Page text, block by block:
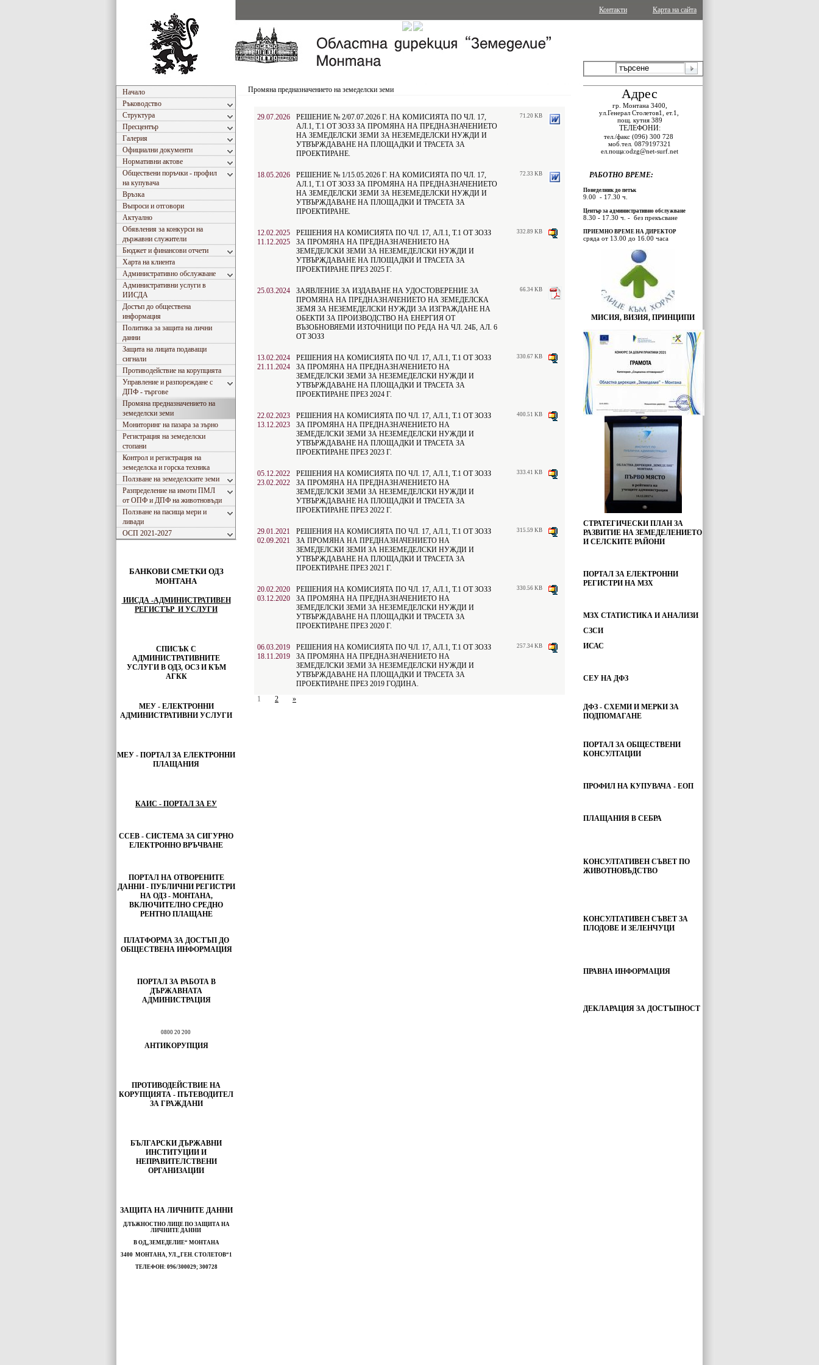
Карта на сайта
Контакти
Начало
Ръководство
Структура
Пресцентър
Галерия
Официални документи
Нормативни актове
Обществени поръчки - профил
на купувача
Връзка
Въпроси и отговори
Актуално
Обявления за конкурси на
държавни служители
Бюджет и финансови отчети
Харта на клиента
Административно обслужване
Административни услуги в
ИИСДА
Достъп до обществена
информация
Политика за защита на лични
данни
Защита на лицата подаващи
сигнали
Противодействие на корупцията
Управление и разпореждане с
ДПФ - търгове
Промяна предназначението на
земеделски земи
Мониторинг на пазара за зърно
Регистрация на земеделски
стопани
Контрол и регистрация на
земеделска и горска техника
Ползване на земеделските земи
Разпределение на имоти ПМЛ
от ОПФ и ДПФ на животновъди
Ползване на пасища мери и
ливади
ОСП 2021-2027
БАНКОВИ СМЕТКИ ОДЗ
МОНТАНА
ИИСДА -АДМИНИСТРАТИВЕН
РЕГИСТЪР И УСЛУГИ
СПИСЪК С
АДМИНИСТРАТИВНИТЕ
УСЛУГИ В ОДЗ, ОСЗ И КЪМ
АГКК
МЕУ - ЕЛЕКТРОННИ
АДМИНИСТРАТИВНИ УСЛУГИ
МЕУ - ПОРТАЛ ЗА ЕЛЕКТРОННИ
ПЛАЩАНИЯ
КАИС - ПОРТАЛ ЗА ЕУ
ССЕВ - СИСТЕМА ЗА СИГУРНО
ЕЛЕКТРОННО ВРЪЧВАНЕ
ПОРТАЛ НА ОТВОРЕНИТЕ
ДАННИ - ПУБЛИЧНИ РЕГИСТРИ
НА ОДЗ - МОНТАНА,
ВКЛЮЧИТЕЛНО СРЕДНО
РЕНТНО ПЛАЩАНЕ
ПЛАТФОРМА ЗА ДОСТЪП ДО
ОБЩЕСТВЕНА ИНФОРМАЦИЯ
ПОРТАЛ ЗА РАБОТА В
ДЪРЖАВНАТА
АДМИНИСТРАЦИЯ
0800 20 200
АНТИКОРУПЦИЯ
ПРОТИВОДЕЙСТВИЕ НА
КОРУПЦИЯТА - ПЪТЕВОДИТЕЛ
ЗА ГРАЖДАНИ
БЪЛГАРСКИ ДЪРЖАВНИ
ИНСТИТУЦИИ И
НЕПРАВИТЕЛСТВЕНИ
ОРГАНИЗАЦИИ
ЗАЩИТА НА ЛИЧНИТЕ ДАННИ
ДЛЪЖНОСТНО ЛИЦЕ ПО ЗАЩИТА НА
ЛИЧНИТЕ ДАННИ
В ОД„ЗЕМЕДЕЛИЕ“ МОНТАНА
3400 МОНТАНА, УЛ.„ГЕН. СТОЛЕТОВ“1
ТЕЛЕФОН: 096/300029; 300728
Промяна предназначението на земеделски земи
29.07.2026
РЕШЕНИE № 2/07.07.2026 Г. НА КОМИСИЯТА ПО ЧЛ. 17,
АЛ.1, Т.1 ОТ ЗОЗЗ ЗА ПРОМЯНА НА ПРЕДНАЗНАЧЕНИЕТО
НА ЗЕМЕДЕЛСКИ ЗЕМИ ЗА НЕЗЕМЕДЕЛСКИ НУЖДИ И
УТВЪРЖДАВАНЕ НА ПЛОЩАДКИ И ТРАСЕТА ЗА
ПРОЕКТИРАНЕ.
71.20 KB
18.05.2026
РЕШЕНИE № 1/15.05.2026 Г. НА КОМИСИЯТА ПО ЧЛ. 17,
АЛ.1, Т.1 ОТ ЗОЗЗ ЗА ПРОМЯНА НА ПРЕДНАЗНАЧЕНИЕТО
НА ЗЕМЕДЕЛСКИ ЗЕМИ ЗА НЕЗЕМЕДЕЛСКИ НУЖДИ И
УТВЪРЖДАВАНЕ НА ПЛОЩАДКИ И ТРАСЕТА ЗА
ПРОЕКТИРАНЕ.
72.33 KB
12.02.2025
11.12.2025
РЕШЕНИЯ НА КОМИСИЯТА ПО ЧЛ. 17, АЛ.1, Т.1 ОТ ЗОЗЗ
ЗА ПРОМЯНА НА ПРЕДНАЗНАЧЕНИЕТО НА
ЗЕМЕДЕЛСКИ ЗЕМИ ЗА НЕЗЕМЕДЕЛСКИ НУЖДИ И
УТВЪРЖДАВАНЕ НА ПЛОЩАДКИ И ТРАСЕТА ЗА
ПРОЕКТИРАНЕ ПРЕЗ 2025 Г.
332.89 KB
25.03.2024
ЗАЯВЛЕНИЕ ЗА ИЗДАВАНЕ НА УДОСТОВЕРЕНИЕ ЗА
ПРОМЯНА НА ПРЕДНАЗНАЧЕНИЕТО НА ЗЕМЕДЕЛСКА
ЗЕМЯ ЗА НЕЗЕМЕДЕЛСКИ НУЖДИ ЗА ИЗГРАЖДАНЕ НА
ОБЕКТИ ЗА ПРОИЗВОДСТВО НА ЕНЕРГИЯ ОТ
ВЪЗОБНОВЯЕМИ ИЗТОЧНИЦИ ПО РЕДА НА ЧЛ. 24Б, АЛ. 6
ОТ ЗОЗЗ
66.34 KB
13.02.2024
21.11.2024
РЕШЕНИЯ НА КОМИСИЯТА ПО ЧЛ. 17, АЛ.1, Т.1 ОТ ЗОЗЗ
ЗА ПРОМЯНА НА ПРЕДНАЗНАЧЕНИЕТО НА
ЗЕМЕДЕЛСКИ ЗЕМИ ЗА НЕЗЕМЕДЕЛСКИ НУЖДИ И
УТВЪРЖДАВАНЕ НА ПЛОЩАДКИ И ТРАСЕТА ЗА
ПРОЕКТИРАНЕ ПРЕЗ 2024 Г.
330.67 KB
22.02.2023
13.12.2023
РЕШЕНИЯ НА КОМИСИЯТА ПО ЧЛ. 17, АЛ.1, Т.1 ОТ ЗОЗЗ
ЗА ПРОМЯНА НА ПРЕДНАЗНАЧЕНИЕТО НА
ЗЕМЕДЕЛСКИ ЗЕМИ ЗА НЕЗЕМЕДЕЛСКИ НУЖДИ И
УТВЪРЖДАВАНЕ НА ПЛОЩАДКИ И ТРАСЕТА ЗА
ПРОЕКТИРАНЕ ПРЕЗ 2023 Г.
400.51 KB
05.12.2022
23.02.2022
РЕШЕНИЯ НА КОМИСИЯТА ПО ЧЛ. 17, АЛ.1, Т.1 ОТ ЗОЗЗ
ЗА ПРОМЯНА НА ПРЕДНАЗНАЧЕНИЕТО НА
ЗЕМЕДЕЛСКИ ЗЕМИ ЗА НЕЗЕМЕДЕЛСКИ НУЖДИ И
УТВЪРЖДАВАНЕ НА ПЛОЩАДКИ И ТРАСЕТА ЗА
ПРОЕКТИРАНЕ ПРЕЗ 2022 Г.
333.41 KB
29.01.2021
02.09.2021
РЕШЕНИЯ НА КОМИСИЯТА ПО ЧЛ. 17, АЛ.1, Т.1 ОТ ЗОЗЗ
ЗА ПРОМЯНА НА ПРЕДНАЗНАЧЕНИЕТО НА
ЗЕМЕДЕЛСКИ ЗЕМИ ЗА НЕЗЕМЕДЕЛСКИ НУЖДИ И
УТВЪРЖДАВАНЕ НА ПЛОЩАДКИ И ТРАСЕТА ЗА
ПРОЕКТИРАНЕ ПРЕЗ 2021 Г.
315.59 KB
20.02.2020
03.12.2020
РЕШЕНИЯ НА КОМИСИЯТА ПО ЧЛ. 17, АЛ.1, Т.1 ОТ ЗОЗЗ
ЗА ПРОМЯНА НА ПРЕДНАЗНАЧЕНИЕТО НА
ЗЕМЕДЕЛСКИ ЗЕМИ ЗА НЕЗЕМЕДЕЛСКИ НУЖДИ И
УТВЪРЖДАВАНЕ НА ПЛОЩАДКИ И ТРАСЕТА ЗА
ПРОЕКТИРАНЕ ПРЕЗ 2020 Г.
330.56 KB
06.03.2019
18.11.2019
РЕШЕНИЯ НА КОМИСИЯТА ПО ЧЛ. 17, АЛ.1, Т.1 ОТ ЗОЗЗ
ЗА ПРОМЯНА НА ПРЕДНАЗНАЧЕНИЕТО НА
ЗЕМЕДЕЛСКИ ЗЕМИ ЗА НЕЗЕМЕДЕЛСКИ НУЖДИ И
УТВЪРЖДАВАНЕ НА ПЛОЩАДКИ И ТРАСЕТА ЗА
ПРОЕКТИРАНЕ ПРЕЗ 2019 ГОДИНА.
257.34 KB
1 2 »
Адрес
гр. Монтана 3400,
ул.Генерал Столетов1, ет.1,
пощ. кутия 389
ТЕЛЕФОНИ:
тел./факс (096) 300 728
моб.тел. 0879197321
ел.поща:odzg@net-surf.net
РАБОТНО ВРЕМЕ:
Понеделник до петък
9.00 - 17.30 ч.
Център за административно обслужване
8.30 - 17.30 ч. - без прекъсване
ПРИЕМНО ВРЕМЕ НА ДИРЕКТОР
сряда от 13.00 до 16.00 часа
МИСИЯ, ВИЗИЯ, ПРИНЦИПИ
СТРАТЕГИЧЕСКИ ПЛАН ЗА
РАЗВИТИЕ НА ЗЕМЕДЕЛЕНИЕТО
И СЕЛСКИТЕ РАЙОНИ
ПОРТАЛ ЗА ЕЛЕКТРОННИ
РЕГИСТРИ НА МЗХ
МЗХ СТАТИСТИКА И АНАЛИЗИ
СЗСИ
ИСАС
СЕУ НА ДФЗ
ДФЗ - СХЕМИ И МЕРКИ ЗА
ПОДПОМАГАНЕ
ПОРТАЛ ЗА ОБЩЕСТВЕНИ
КОНСУЛТАЦИИ
ПРОФИЛ НА КУПУВАЧА - ЕОП
ПЛАЩАНИЯ В СЕБРА
КОНСУЛТАТИВЕН СЪВЕТ ПО
ЖИВОТНОВЪДСТВО
КОНСУЛТАТИВЕН СЪВЕТ ЗА
ПЛОДОВЕ И ЗЕЛЕНЧУЦИ
ПРАВНА ИНФОРМАЦИЯ
ДЕКЛАРАЦИЯ ЗА ДОСТЪПНОСТ